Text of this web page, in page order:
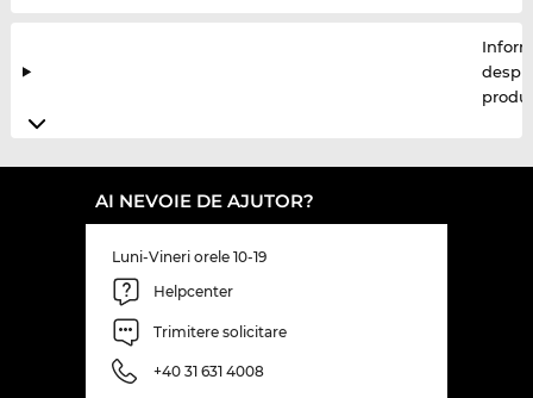
AI NEVOIE DE AJUTOR?
Luni-Vineri orele 10-19
Helpcenter
Trimitere solicitare
+40 31 631 4008